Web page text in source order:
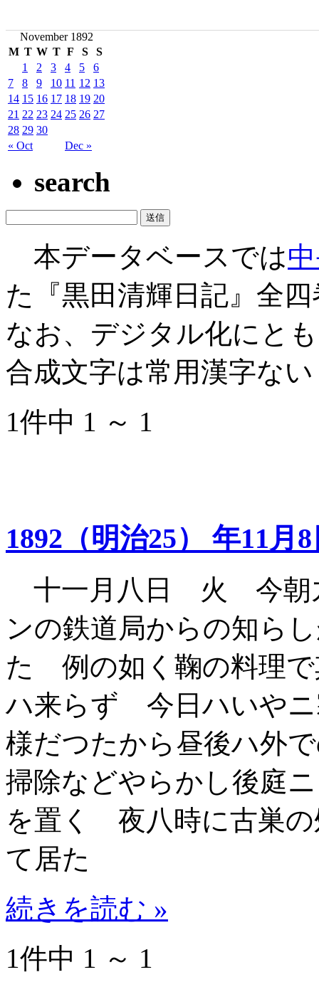
November 1892
M T W T F S S
« Oct Dec »
1 2 3 4 5
6
7
8 9 10 11 12 13
14 15 16 17 18 19 20
21 22 23 24 25 26 27
28 29 30
search
本データベースでは
た『黒田清輝日記』全
なお、デジタル化にと
合成文字は常用漢字な
1件中 1 ～ 1
1892（明治25） 年11月
十一月八日 火 今朝
ンの鉄道局からの知ら
た 例の如く鞠の料理
ハ来らず 今日ハいやニ
様だつたから昼後ハ外
掃除などやらかし後庭
を置く 夜八時に古巣
て居た
続きを読む »
1件中 1 ～ 1